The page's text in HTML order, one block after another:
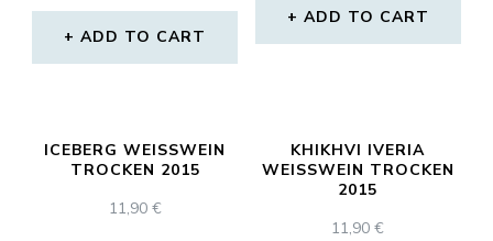
ADD TO CART
ADD TO CART
ICEBERG WEISSWEIN T
ROCKEN 2015
11,90 €
KHIKHVI IVERIA
WEISSWEIN TROCKEN 2
015
11,90€